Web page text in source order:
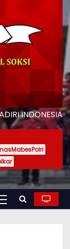
INDONESIA